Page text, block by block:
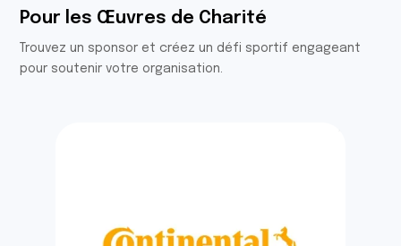
Pour les Œuvres de Charité
Trouvez un sponsor et créez un défi sportif engageant
pour soutenir votre organisation.